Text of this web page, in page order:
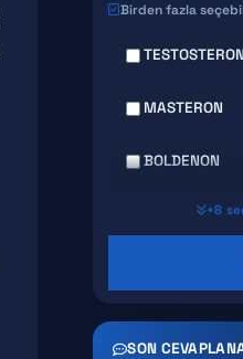
Birden fazla
TESTOSTERON
MASTERON
BOLDENON
DECA
TRENBOLONE
+8
SON